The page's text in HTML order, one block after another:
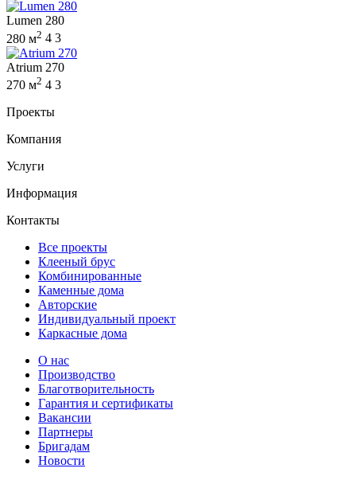
Lumen 280
280 м2 4 3
Atrium 270
270 м2 4 3
Проекты
Компания
Услуги
Информация
Контакты
Все проекты
Клееный брус
Комбинированные
Каменные дома
Авторские
Индивидуальный проект
Каркасные дома
О нас
Производство
Благотворительность
Гарантия и сертификаты
Вакансии
Партнеры
Бригадам
Новости